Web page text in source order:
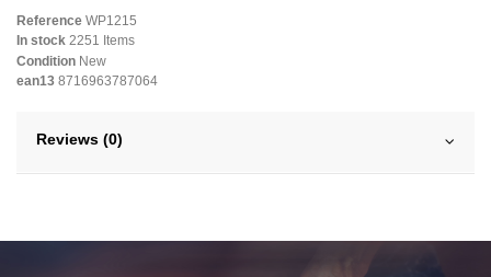
Reference WP1215
In stock 2251 Items
Condition New
ean13 8716963787064
Reviews (0)